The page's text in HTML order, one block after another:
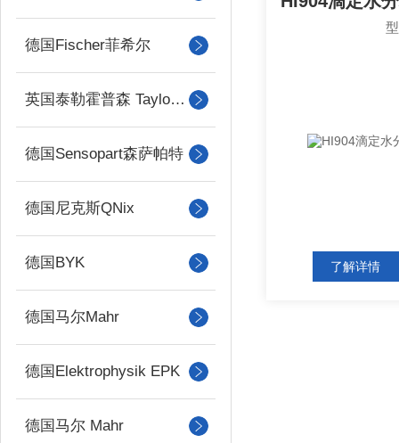
德国Fischer菲希尔
英国泰勒霍普森 Taylor Hobson
德国Sensopart森萨帕特
德国尼克斯QNix
德国BYK
德国马尔Mahr
德国Elektrophysik EPK
德国马尔 Mahr
了解详情